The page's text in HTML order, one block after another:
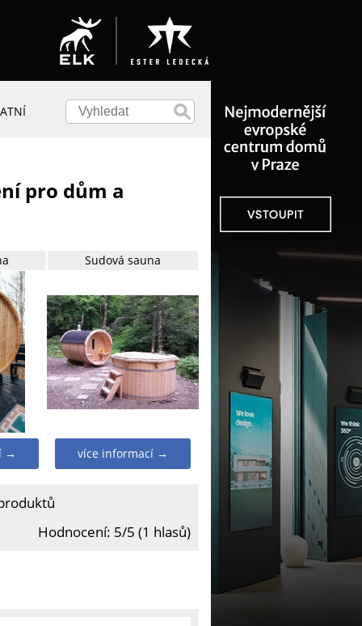
pro dům a
→
Sudová sauna
více informací →
Hodnocení: 5/5 (1 hlasů)